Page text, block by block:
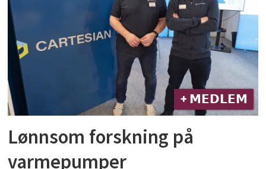
+ 𝗠𝗘𝗗𝗟𝗘𝗠
Lønnsom forskning på
varmepumper